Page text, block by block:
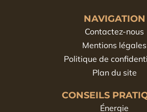
CONSEILS
Énergie
NAVIGATION
Contactez-nous
Mentions légales
Politique de
Plan du site